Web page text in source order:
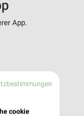
App.
cookie